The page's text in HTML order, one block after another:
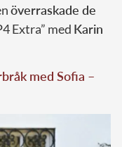
överraskade de
Extra” med Karin
med Sofia –